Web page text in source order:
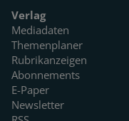
Verlag
Mediadaten
Themenplaner
Rubrikanzeigen
Abonnements
E-Paper
Newsletter